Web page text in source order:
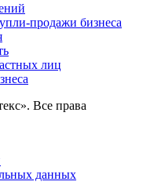
продажи бизнеса
лиц
Все права
данных